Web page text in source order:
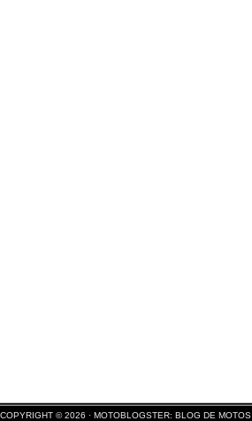
COPYRIGHT © 2026 · MOTOBLOGSTER: BLOG DE MOTOS